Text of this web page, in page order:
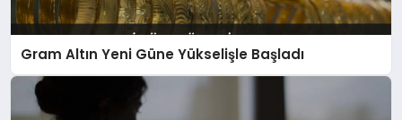
Gram Altın Yeni Güne Yükselişle Başladı